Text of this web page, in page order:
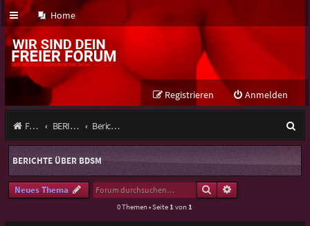
Home
Anmelden
Registrieren
Foren-Übersicht BERICHTE ÜBER Nordrhein-Westfalen Berichte über BDSM
u
c
BERICHTE ÜBER BDSM
Neues Thema SucheErweiterte Suche
0 Themen • Seite 1 von 1